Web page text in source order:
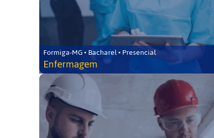
Formiga-MG • Bacharel • Presencial
Enfermagem